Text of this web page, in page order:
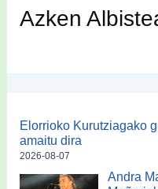
Azken
Elorrioko Kurutziagako
amaitu dira
2026-08-07
Andra